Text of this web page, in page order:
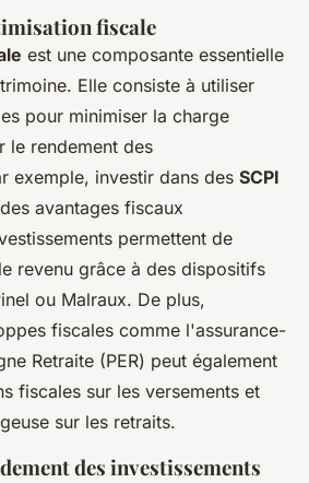
fiscale
est une composante essentielle
Elle consiste à utiliser
pour minimiser la charge
le rendement des
exemple, investir dans des SCPI
avantages fiscaux
permettent de
revenu grâce à des dispositifs
ou Malraux. De plus,
fiscales comme l'assurance-
Retraite (PER) peut également
fiscales sur les versements et
sur les retraits.
des investissements